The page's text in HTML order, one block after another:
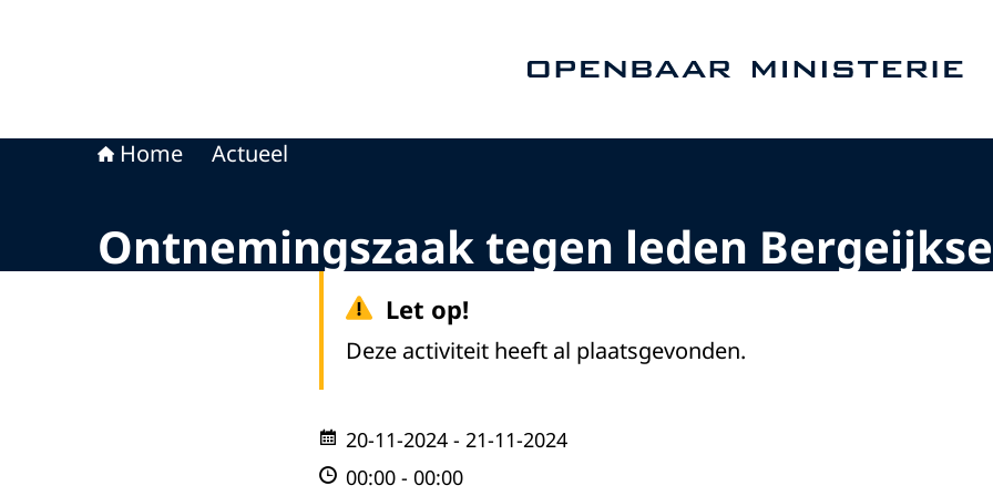
Home Actueel
Ontnemingszaak tegen leden
Let op!
Deze activiteit heeft al plaatsgevonden.
20-11-2024 - 21-11-2024
00:00 - 00:00